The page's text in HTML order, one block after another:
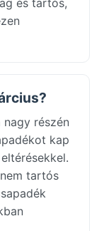
részén
kap
tartós